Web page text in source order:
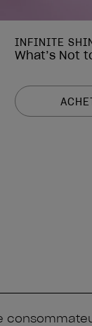
INFINITE
What’s Not